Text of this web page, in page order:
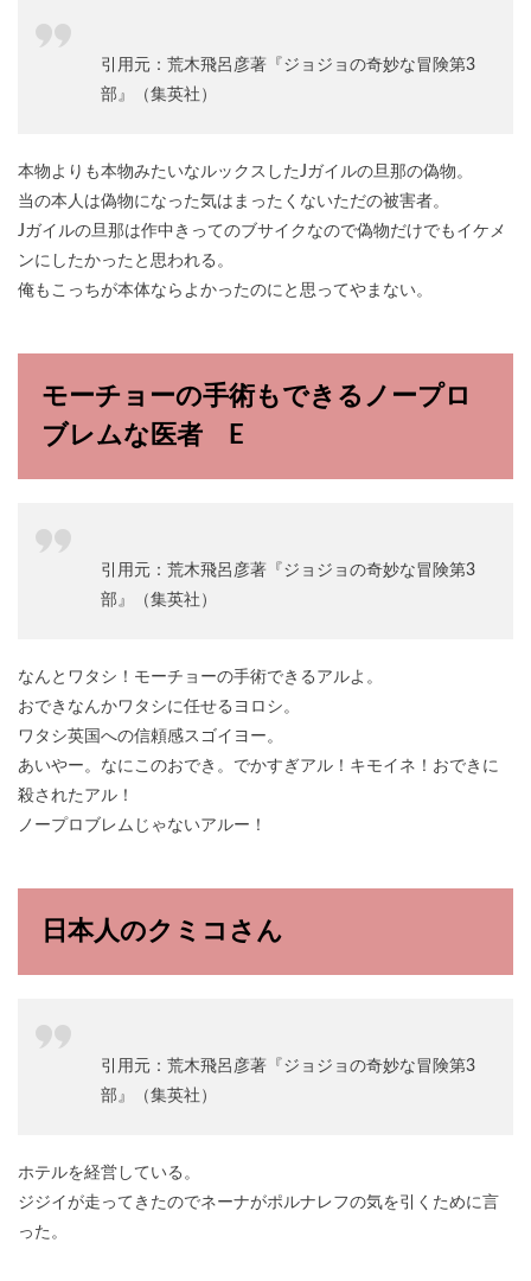
引用元：荒木飛呂彦著『ジョジョの奇妙な冒険第3
部』（集英社）
本物よりも本物みたいなルックスしたJガイルの旦那の偽物。
当の本人は偽物になった気はまったくないただの被害者。
Jガイルの旦那は作中きってのブサイクなので偽物だけでもイケメ
ンにしたかったと思われる。
俺もこっちが本体ならよかったのにと思ってやまない。
モーチョーの手術もできるノープロ
ブレムな医者 E
引用元：荒木飛呂彦著『ジョジョの奇妙な冒険第3
部』（集英社）
なんとワタシ！モーチョーの手術できるアルよ。
おできなんかワタシに任せるヨロシ。
ワタシ英国への信頼感スゴイヨー。
あいやー。なにこのおでき。でかすぎアル！キモイネ！おできに
殺されたアル！
ノープロブレムじゃないアルー！
日本人のクミコさん
引用元：荒木飛呂彦著『ジョジョの奇妙な冒険第3
部』（集英社）
ホテルを経営している。
ジジイが走ってきたのでネーナがポルナレフの気を引くために言
った。